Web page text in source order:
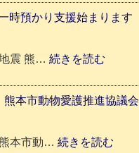
和
本
時預かり支援始まります
地震 熊…続きを読む
災
ッ
本市動物愛護推進協議会
本市動…続きを読む